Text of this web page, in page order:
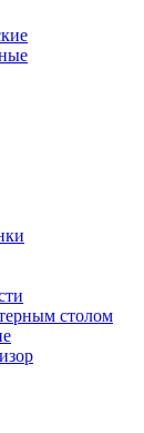
столом